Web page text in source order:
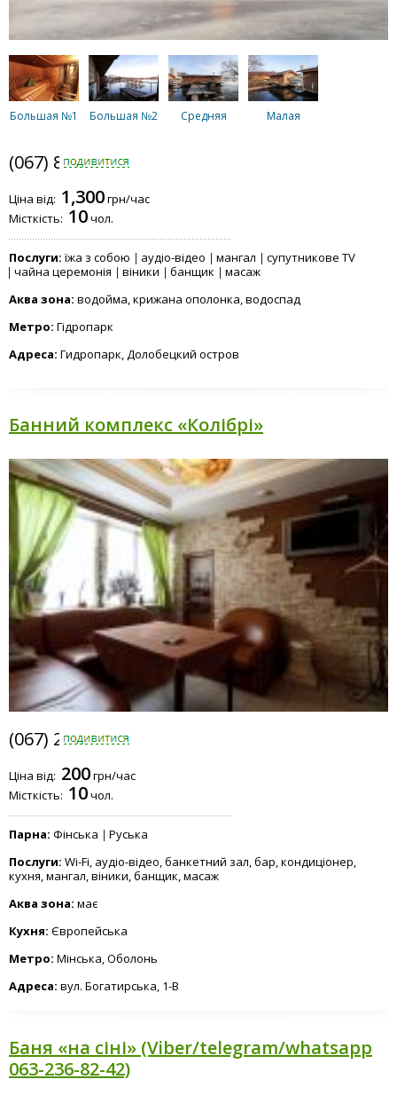
Большая №1 Большая №2 Средняя Малая
(067) 802-6898
Ціна від: 1,300грн/час
Місткість: 10чол.
Послуги: їжа з собою аудіо-відео мангал
супутникове TV
чайна церемонія
віники банщик
масаж
Аква зона: водойма, крижана ополонка, водоспад
Метро: Гідропарк
Адреса: Гидропарк, Долобецкий остров
Банний комплекс «Колібрі»
(067) 255-0777
Ціна від: 200грн/час
Місткість: 10чол.
Парна: Фінська
Руська
Послуги: Wi-Fi, аудіо-відео, банкетний зал, бар, кондиціонер,
кухня, мангал, віники, банщик, масаж
Аква зона: має
Кухня: Європейська
Метро: Мінська, Оболонь
Адреса: вул. Богатирська, 1-В
Баня «на сіні» (Viber/telegram/whatsapp
063-236-82-42)